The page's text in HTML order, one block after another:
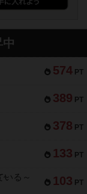
574 PT
389 PT
378 PT
133 PT
103 PT
る～